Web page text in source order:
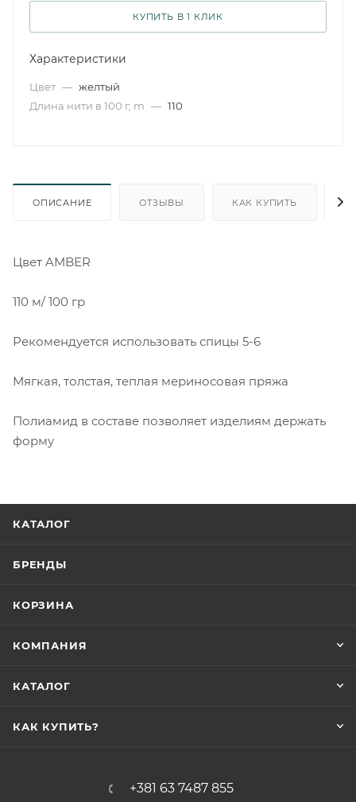
КУПИТЬ В 1 КЛИК
Характеристики
Цвет — желтый
Длина нити в 100 г, m — 110
ОПИСАНИЕ ОТЗЫВЫ КАК КУПИТЬ
Цвет AMBER
110 м/ 100 гр
Рекомендуется использовать спицы 5-6
Мягкая, толстая, теплая мериносовая пряжа
Полиамид в составе позволяет изделиям держать
форму
КАТАЛОГ
БРЕНДЫ
КОРЗИНА
КОМПАНИЯ
КАТАЛОГ
КАК КУПИТЬ?
+381 63 7487 855